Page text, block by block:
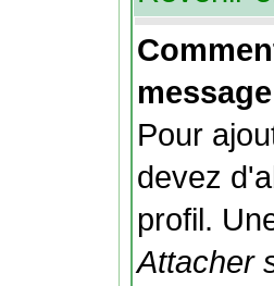
Pour
devez
profil.
Attacher